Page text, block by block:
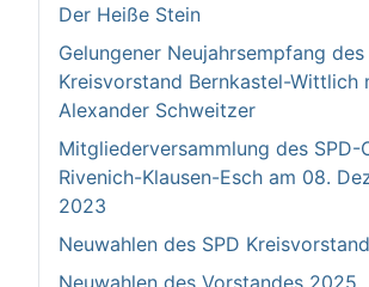
Der Heiße Stein
Gelungener Neujahrsempfang des
Kreisvorstand Bernkastel-Wittlich
Alexander Schweitzer
Mitgliederversammlung des SPD-
Rivenich-Klausen-Esch am 08.
2023
Neuwahlen des SPD
Neuwahlen des Vorstandes 2025